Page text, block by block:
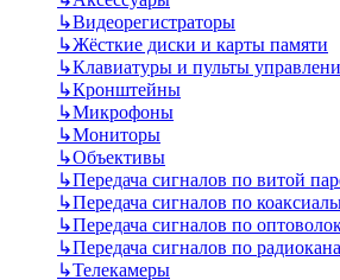
↳Видеорегистраторы
↳Жёсткие диски и карты памяти
↳Клавиатуры и пульты
↳Кронштейны
↳Микрофоны
↳Мониторы
↳Объективы
↳Передача сигналов по витой
↳Передача сигналов по
↳Передача сигналов по
↳Передача сигналов по
↳Телекамеры